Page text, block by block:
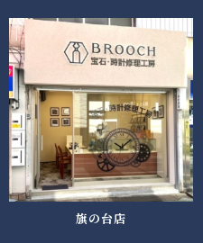
旗の台店